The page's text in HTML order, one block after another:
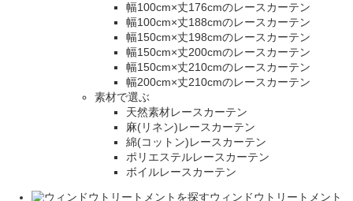
幅100cm×丈176cmのレースカーテン
幅100cm×丈188cmのレースカーテン
幅150cm×丈198cmのレースカーテン
幅150cm×丈200cmのレースカーテン
幅150cm×丈210cmのレースカーテン
幅200cm×丈210cmのレースカーテン
素材で選ぶ
天然素材レースカーテン
麻(リネン)レースカーテン
綿(コットン)レースカーテン
ポリエステルレースカーテン
ボイルレースカーテン
ウィンドウトリートメント